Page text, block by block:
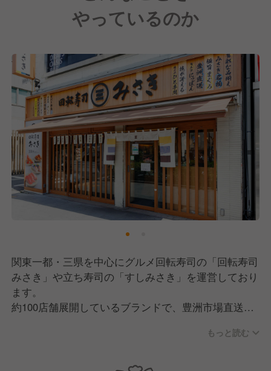
やっているのか
関東一都・三県を中心にグルメ回転寿司の「回転寿司
みさき」や立ち寿司の「すしみさき」を運営しており
ます。
約100店舗展開しているブランドで、豊洲市場直送の
もっと読む